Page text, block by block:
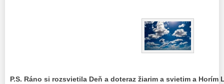
P.S. Ráno si rozsvietila Deň a doteraz žiarim a svietim a Horím